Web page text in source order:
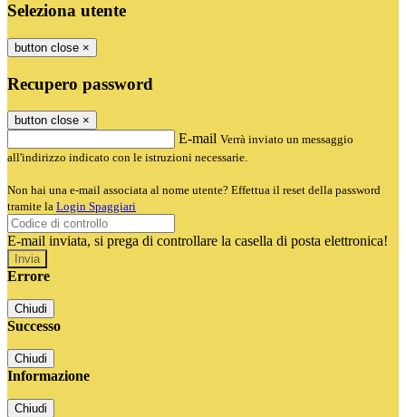
Seleziona utente
button close ×
Recupero password
button close ×
E-mail Verrà inviato un messaggio
all'indirizzo indicato con le istruzioni necessarie.
Non hai una e-mail associata al nome utente? Effettua il reset della password
tramite la Login Spaggiari
E-mail inviata, si prega di controllare la casella di posta elettronica!
Errore
Chiudi
Successo
Chiudi
Informazione
Chiudi